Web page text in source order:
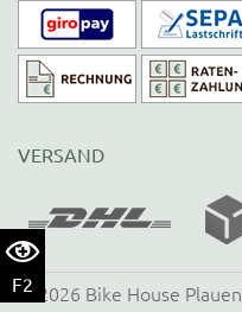
F2
VERSAND
© 2026 Bike House Plauen